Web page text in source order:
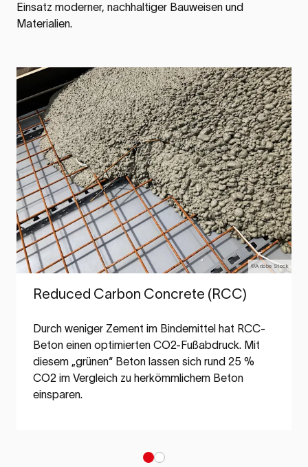
Einsatz moderner, nachhaltiger Bauweisen und
Materialien.
©Adobe Stock
Reduced Carbon Concrete (RCC)
Durch weniger Zement im Bindemittel hat RCC-
Beton einen optimierten CO2-Fußabdruck. Mit
diesem „grünen“ Beton lassen sich rund 25 %
CO2 im Vergleich zu herkömmlichem Beton
einsparen.